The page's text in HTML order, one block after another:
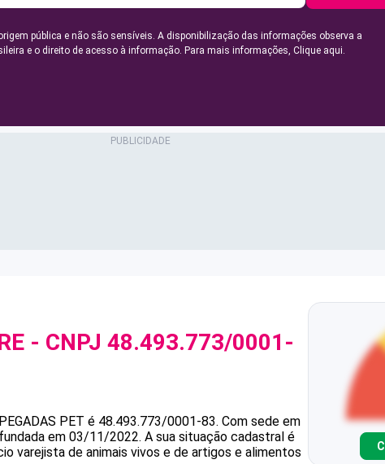
pública e não são sensíveis. A disponibilização das informações observa a
e o direito de acesso à informação. Para mais informações, Clique aqui.
- CNPJ 48.493.773/0001-
PEGADAS PET é 48.493.773/0001-83. Com sede em
em 03/11/2022. A sua situação cadastral é
varejista de animais vivos e de artigos e alimentos